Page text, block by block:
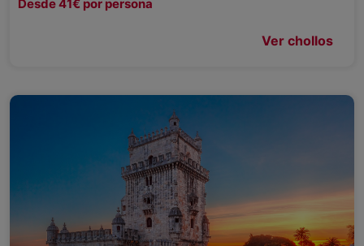
Desde 41€ por persona
Ver chollos